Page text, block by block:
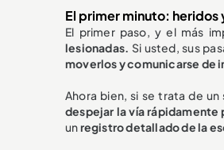
El primer minuto: heridos
El primer paso, y el más
lesionadas. Si usted, sus
moverlos y comunicarse de
Ahora bien, si se trata de un
despejar la vía
unregistro detallado de la